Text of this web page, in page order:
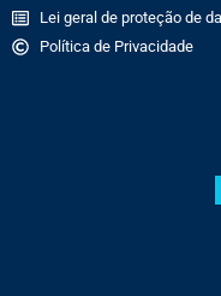
Lei geral de proteção de
Política de Privacidade